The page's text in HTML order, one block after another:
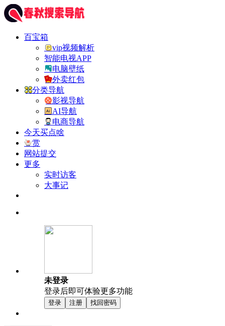
百宝箱
vip视频解析
智能电视APP
电脑壁纸
外卖红包
分类导航
影视导航
AI导航
电商导航
今天买点啥
赏
网站提交
更多
实时访客
大事记
未登录
登录后即可体验更多功能
登录 注册 找回密码